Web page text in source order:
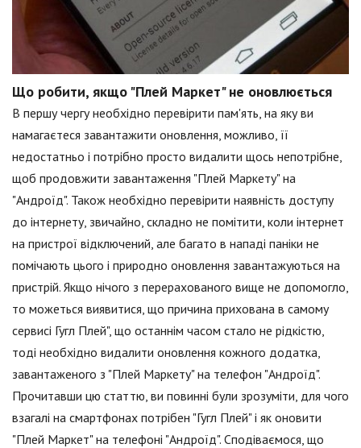
Що робити, якщо "Плей Маркет" не оновлюється
В першу чергу необхідно перевірити пам'ять, на яку ви
намагаєтеся завантажити оновлення, можливо, її
недостатньо і потрібно просто видалити щось непотрібне,
щоб продовжити завантаження "Плей Маркету" на
"Андроїд". Також необхідно перевірити наявність доступу
до інтернету, звичайно, складно не помітити, коли інтернет
на пристрої відключений, але багато в нападі паніки не
помічають цього і природно оновлення завантажуються на
пристрій. Якщо нічого з перерахованого вище не допомогло,
то можеться виявитися, що причина прихована в самому
сервисі Гугл Плей", що останнім часом стало не рідкістю,
тоді необхідно видалити оновлення кожного додатка,
завантаженого з "Плей Маркету" на телефон "Андроїд".
Прочитавши цю статтю, ви повинні були зрозуміти, для чого
взагалі на смартфонах потрібен "Гугл Плей" і як оновити
"Плей Маркет" на телефоні "Андроїд". Сподіваємося, що